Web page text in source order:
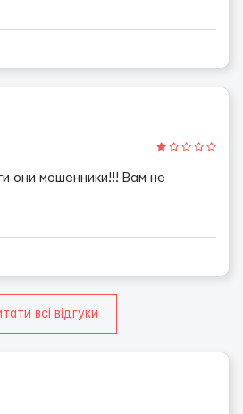
они мошенники!!! Вам не
всі відгуки